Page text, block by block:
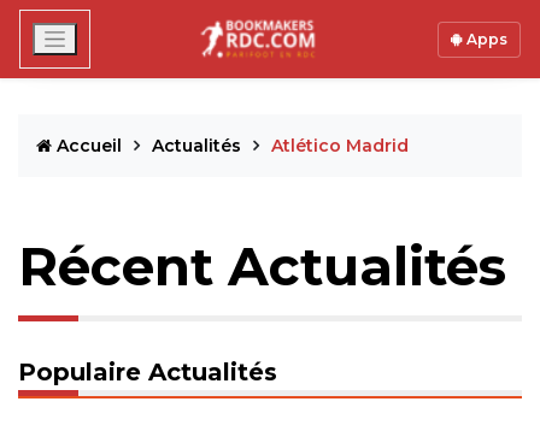
Apps
Accueil Actualités Atlético Madrid
Récent Actualités
Populaire Actualités